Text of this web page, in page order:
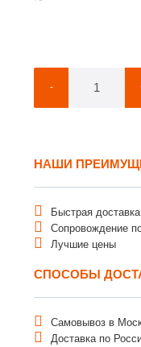
-
НАШИ
Быстрая доставка
Сопровождение
Лучшие цены
СПОСОБЫ
Самовывоз в
Доставка по